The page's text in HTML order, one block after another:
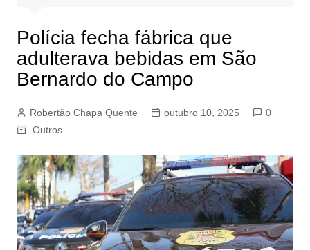
Polícia fecha fábrica que
adulterava bebidas em São
Bernardo do Campo
Robertão Chapa Quente outubro 10, 2025
0
Outros